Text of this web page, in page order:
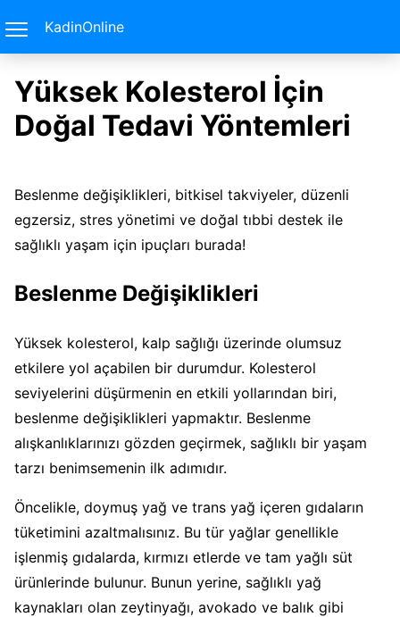
KadinOnline
Yüksek Kolesterol İçin
Doğal Tedavi Yöntemleri
Beslenme değişiklikleri, bitkisel takviyeler, düzenli
egzersiz, stres yönetimi ve doğal tıbbi destek ile
sağlıklı yaşam için ipuçları burada!
Beslenme Değişiklikleri
Yüksek kolesterol, kalp sağlığı üzerinde olumsuz
etkilere yol açabilen bir durumdur. Kolesterol
seviyelerini düşürmenin en etkili yollarından biri,
beslenme değişiklikleri yapmaktır. Beslenme
alışkanlıklarınızı gözden geçirmek, sağlıklı bir yaşam
tarzı benimsemenin ilk adımıdır.
Öncelikle, doymuş yağ ve trans yağ içeren gıdaların
tüketimini azaltmalısınız. Bu tür yağlar genellikle
işlenmiş gıdalarda, kırmızı etlerde ve tam yağlı süt
ürünlerinde bulunur. Bunun yerine, sağlıklı yağ
kaynakları olan zeytinyağı, avokado ve balık gibi